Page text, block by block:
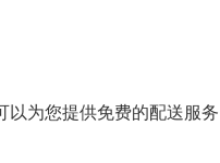
为您提供免费的配送服